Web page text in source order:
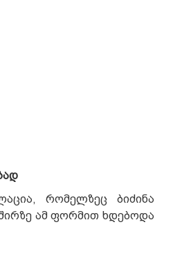
რომელზეც ბიძინა
ამ ფორმით ხდებოდა